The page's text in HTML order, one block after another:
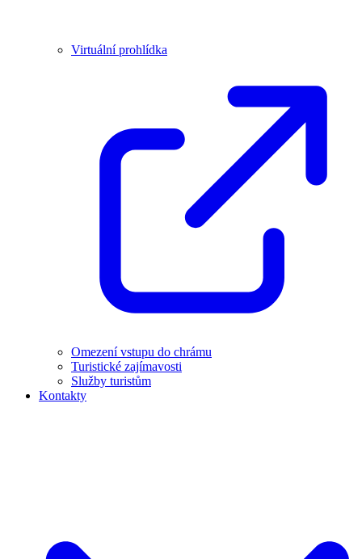
Virtuální prohlídka
Omezení vstupu do chrámu
Turistické zajímavosti
Služby turistům
Kontakty